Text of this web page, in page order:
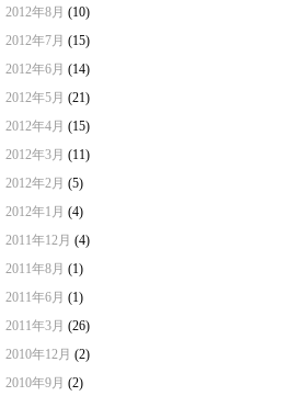
2012年8月 (10)
2012年7月 (15)
2012年6月 (14)
2012年5月 (21)
2012年4月 (15)
2012年3月 (11)
2012年2月 (5)
2012年1月 (4)
2011年12月 (4)
2011年8月 (1)
2011年6月 (1)
2011年3月 (26)
2010年12月 (2)
2010年9月 (2)